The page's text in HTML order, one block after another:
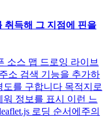
취득해 그 지점에 핀을
소스 맵 드로잉 라이브
소 검색 기능을 추가하
를 구합니다 목적지로
정보를 표시 이런 느
로딩 순서에주의